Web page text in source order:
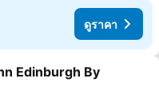
ดูราคา
รายการโปรด
Edinburgh By